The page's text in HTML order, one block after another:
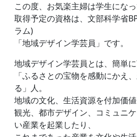
この度、お気楽主婦は学生にな
取得予定の資格は、文部科学省
ラム)
「地域デザイン学芸員」です。
地域デザイン学芸員とは、簡単
「ふるさとの宝物を感動にかえ
る」人。
地域の文化、生活資源を付加価値
観光、都市デザイン、コミュニ
い産業を起業したり、